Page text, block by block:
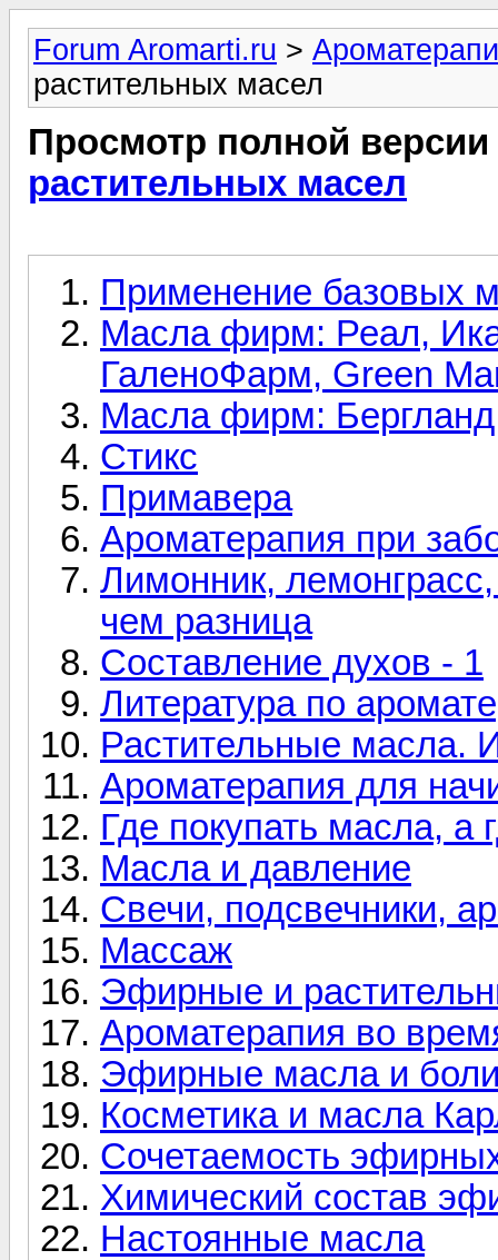
Forum Aromarti.ru >
растительных масел
Просмотр полной
растительных масел
Применение базовых
Масла фирм: Реал,
ГаленоФарм, Green
Масла фирм:
Стикс
Примавера
Ароматерапия при
Лимонник,
чем разница
Составление духов - 1
Литература по
Растительные масла.
Ароматерапия для
Где покупать масла, а
Масла и давление
Свечи, подсвечники,
Массаж
Эфирные и
Ароматерапия во
Эфирные масла и
Косметика и масла
Сочетаемость
Химический состав
Настоянные масла